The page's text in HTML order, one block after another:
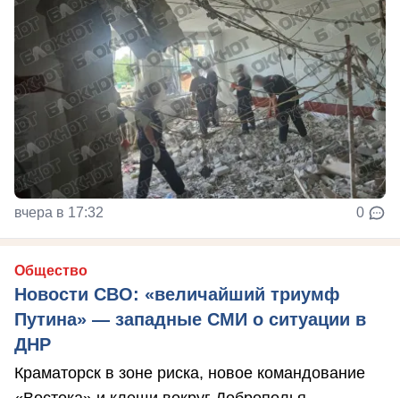
вчера в 17:32 0
Общество
Новости СВО: «величайший триумф
Путина» — западные СМИ о ситуации в
ДНР
Краматорск в зоне риска, новое командование